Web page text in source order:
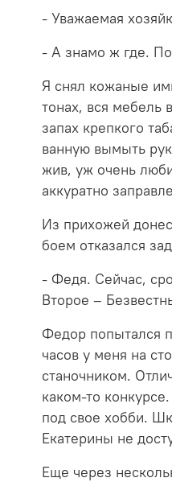
- Уважаемая
- А знамо ж где. По
Я снял кожаные
тонах, вся мебель
запах крепкого
ванную вымыть
жив, уж очень
аккуратно
Из прихожей
боем отказался
- Федя. Сейчас,
Второе –
Федор попытался
часов у меня на
станочником.
каком-то
под свое хобби.
Екатерины не
Еще через